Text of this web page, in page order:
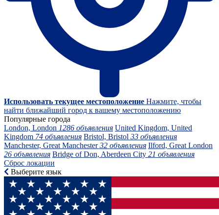
Использовать текущее местоположение Нажмите, чтобы
найти ближайший город к вашему местоположению
Популярные города
London, London 1286 объявления United Kingdom, United
Kingdom 74 объявления Bristol, Bristol 33 объявления
Manchester, Great Manchester32 объявления Ilford, Great London
26 объявления Bridge of Don, Aberdeen City 21 объявления
Сброс локации
Выберите язык